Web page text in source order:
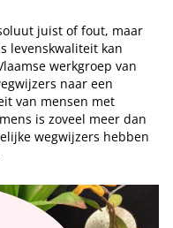
juist of fout, maar
levenskwaliteit kan
werkgroep van
naar een
van mensen met
is zoveel meer dan
wegwijzers hebben